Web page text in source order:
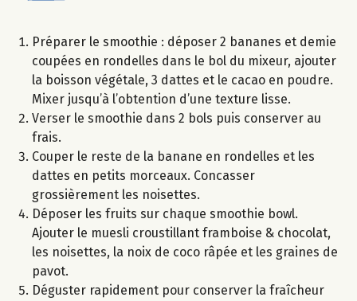
Préparer le smoothie : déposer 2 bananes et demie
coupées en rondelles dans le bol du mixeur, ajouter
la boisson végétale, 3 dattes et le cacao en poudre.
Mixer jusqu’à l’obtention d’une texture lisse.
Verser le smoothie dans 2 bols puis conserver au
frais.
Couper le reste de la banane en rondelles et les
dattes en petits morceaux. Concasser
grossièrement les noisettes.
Déposer les fruits sur chaque smoothie bowl.
Ajouter le muesli croustillant framboise & chocolat,
les noisettes, la noix de coco râpée et les graines de
pavot.
Déguster rapidement pour conserver la fraîcheur